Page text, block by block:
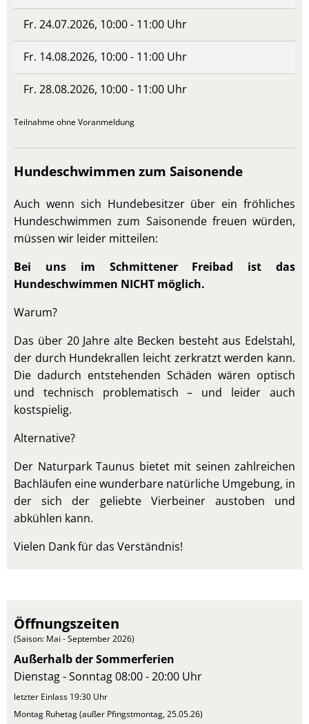
Fr. 24.07.2026, 10:00 - 11:00 Uhr
Fr. 14.08.2026, 10:00 - 11:00 Uhr
Fr. 28.08.2026, 10:00 - 11:00 Uhr
Teilnahme ohne Voranmeldung
Hundeschwimmen zum Saisonende
Auch wenn sich Hundebesitzer über ein fröhliches
Hundeschwimmen zum Saisonende freuen würden,
müssen wir leider mitteilen:
Bei uns im Schmittener Freibad ist das
Hundeschwimmen NICHT möglich.
Warum?
Das über 20 Jahre alte Becken besteht aus Edelstahl,
der durch Hundekrallen leicht zerkratzt werden kann.
Die dadurch entstehenden Schäden wären optisch
und technisch problematisch – und leider auch
kostspielig.
Alternative?
Der Naturpark Taunus bietet mit seinen zahlreichen
Bachläufen eine wunderbare natürliche Umgebung, in
der sich der geliebte Vierbeiner austoben und
abkühlen kann.
Vielen Dank für das Verständnis!
Öffnungszeiten
(Saison: Mai - September 2026)
Außerhalb der Sommerferien
Dienstag - Sonntag 08:00 - 20:00 Uhr
letzter Einlass 19:30 Uhr
Montag Ruhetag (außer Pfingstmontag, 25.05.26)